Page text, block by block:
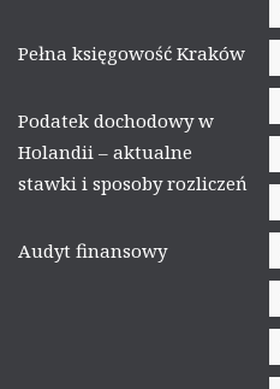
Pełna księgowość Kraków
Podatek dochodowy w
Holandii – aktualne
stawki i sposoby rozliczeń
Audyt finansowy